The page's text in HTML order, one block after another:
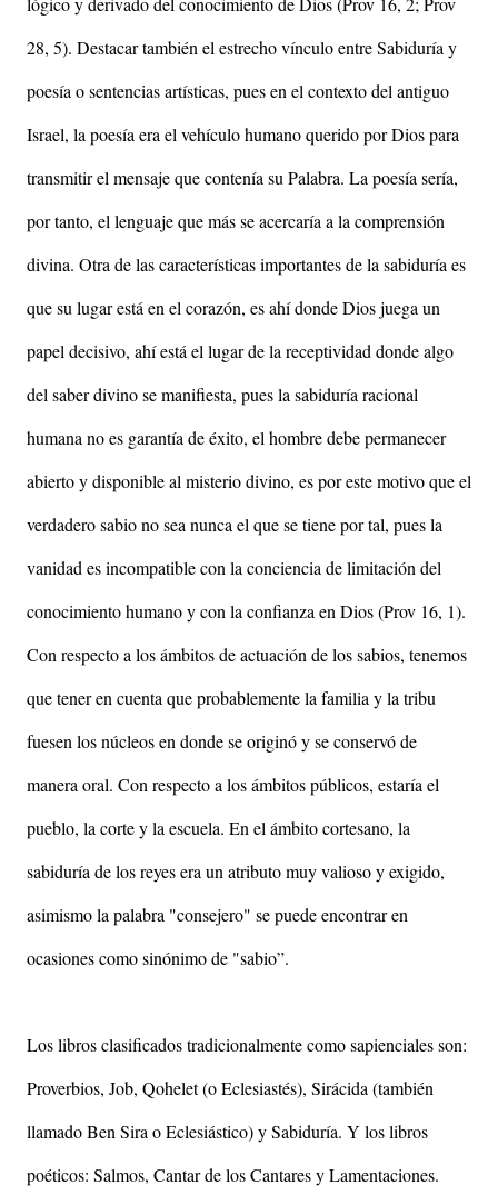
28, 5). Destacar también el estrecho vínculo entre Sabiduría y
poesía o sentencias artísticas, pues en el contexto del antiguo
Israel, la poesía era el vehículo humano querido por Dios para
transmitir el mensaje que contenía su Palabra. La poesía sería,
por tanto, el lenguaje que más se acercaría a la comprensión
divina. Otra de las características importantes de la sabiduría es
que su lugar está en el corazón, es ahí donde Dios juega un
papel decisivo, ahí está el lugar de la receptividad donde algo
del saber divino se manifiesta, pues la sabiduría racional
humana no es garantía de éxito, el hombre debe permanecer
abierto y disponible al misterio divino, es por este motivo que el
verdadero sabio no sea nunca el que se tiene por tal, pues la
vanidad es incompatible con la conciencia de limitación del
conocimiento humano y con la confianza en Dios (Prov 16, 1).
Con respecto a los ámbitos de actuación de los sabios, tenemos
que tener en cuenta que probablemente la familia y la tribu
fuesen los núcleos en donde se originó y se conservó de
manera oral. Con respecto a los ámbitos públicos, estaría el
pueblo, la corte y la escuela. En el ámbito cortesano, la
sabiduría de los reyes era un atributo muy valioso y exigido,
asimismo la palabra "consejero" se puede encontrar en
ocasiones como sinónimo de "sabio”.
Los libros clasificados tradicionalmente como sapienciales son:
Proverbios, Job, Qohelet (o Eclesiastés), Sirácida (también
llamado Ben Sira o Eclesiástico) y Sabiduría. Y los libros
poéticos: Salmos, Cantar de los Cantares y Lamentaciones.